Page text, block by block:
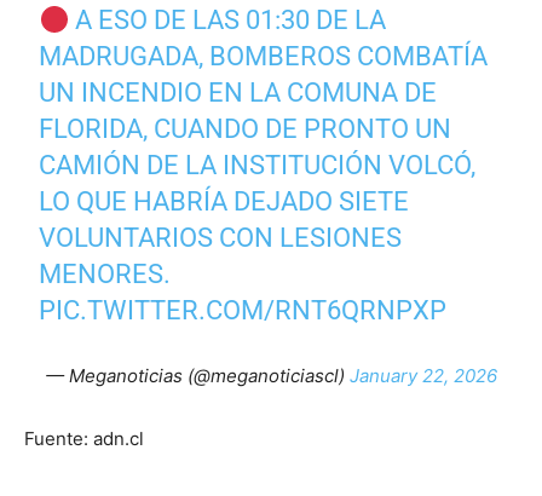
A ESO DE LAS 01:30 DE LA
MADRUGADA, BOMBEROS COMBATÍA
UN INCENDIO EN LA COMUNA DE
FLORIDA, CUANDO DE PRONTO UN
CAMIÓN DE LA INSTITUCIÓN VOLCÓ,
LO QUE HABRÍA DEJADO SIETE
VOLUNTARIOS CON LESIONES
MENORES.
PIC.TWITTER.COM/RNT6QRNPXP
— Meganoticias (@meganoticiascl) January 22, 2026
Fuente: adn.cl